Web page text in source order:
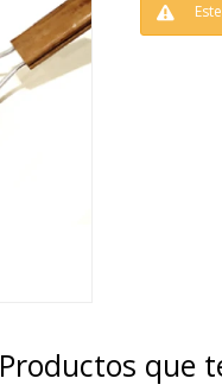
Productos que